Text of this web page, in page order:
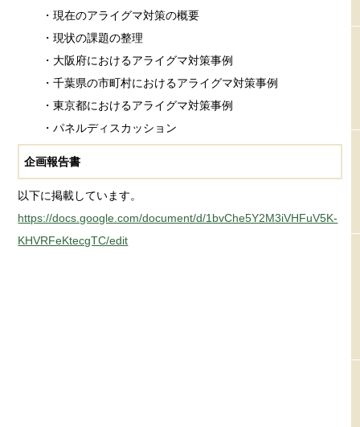
・現在のアライグマ対策の概要
・現状の課題の整理
・大阪府におけるアライグマ対策事例
・千葉県の市町村におけるアライグマ対策事例
・東京都におけるアライグマ対策事例
・パネルディスカッション
企画報告書
以下に掲載しています。
https://docs.google.com/document/d/1bvChe5Y2M3iVHFuV5K-
KHVRFeKtecgTC/edit